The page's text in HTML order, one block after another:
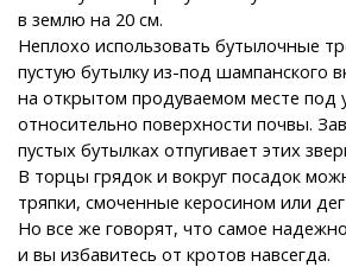
в землю на 20 см.
Неплохо использовать бутылочные
пустую бутылку из-под шампанского
на открытом продуваемом месте под
относительно поверхности почвы.
пустых бутылках отпугивает этих
В торцы грядок и вокруг посадок
тряпки, смоченные керосином или
Но все же говорят, что самое
и вы избавитесь от кротов навсегда.